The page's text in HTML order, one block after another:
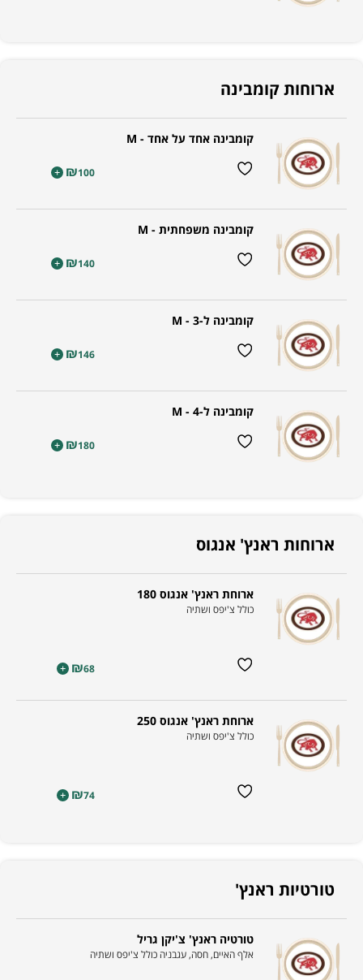
ארוחות קומבינה
קומבינה אחד על אחד - M
₪100
+
קומבינה משפחתית - M
₪140
+
קומבינה ל-3 - M
₪146
+
קומבינה ל-4 - M
₪180
+
ארוחות ראנץ' אנגוס
ארוחת ראנץ' אנגוס 180
כולל צ'יפס ושתיה
₪68
+
ארוחת ראנץ' אנגוס 250
כולל צ'יפס ושתיה
₪74
+
טורטיות ראנץ'
טורטיה ראנץ' צ'יקן גריל
אלף האיים, חסה, עגבניה כולל צ'יפס ושתיה